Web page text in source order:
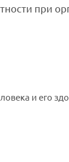
при
и его